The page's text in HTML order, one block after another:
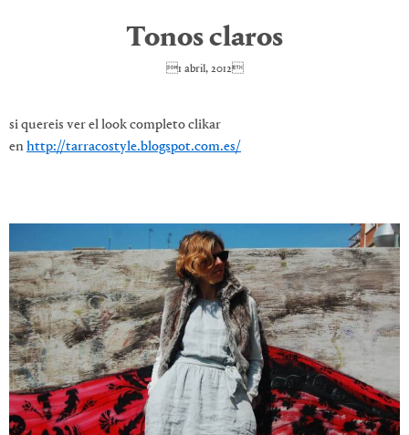
Tonos claros
1 abril, 2012
si quereis ver el look completo clikar
enhttp://tarracostyle.blogspot.com.es/